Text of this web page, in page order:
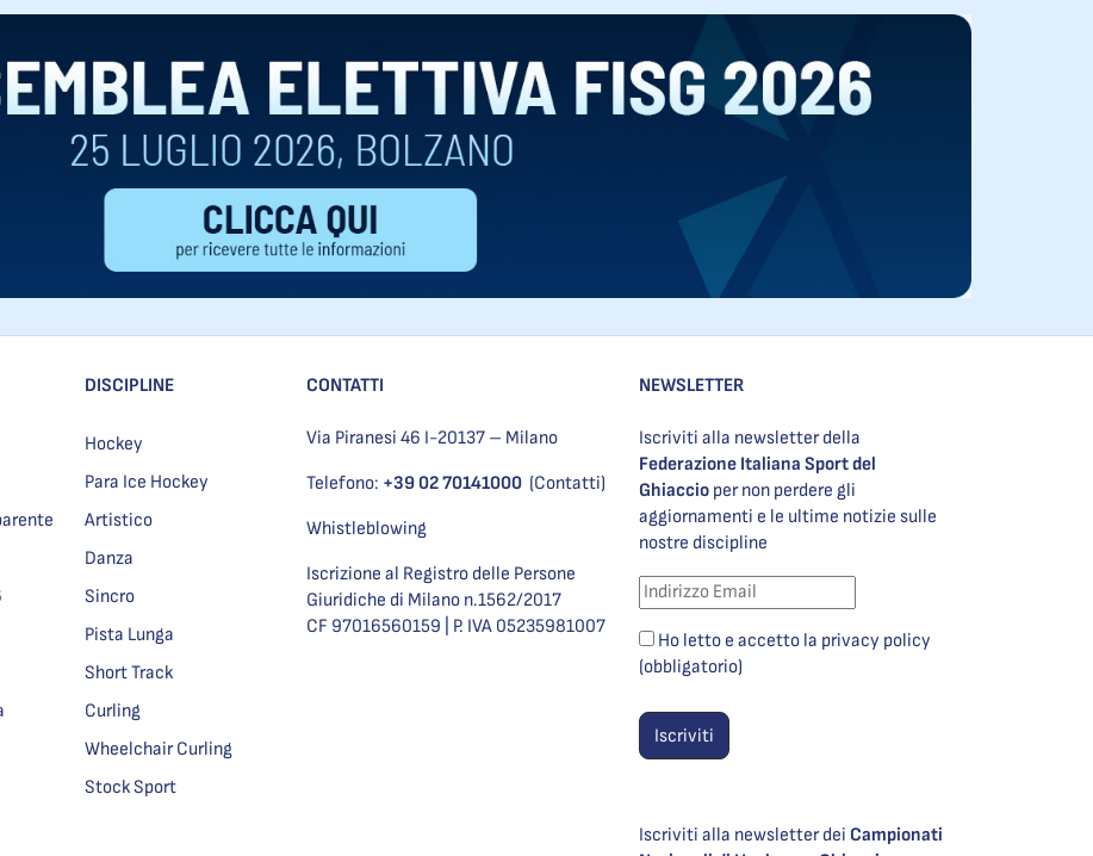
DISCIPLINE
Hockey
Para Ice Hockey
Artistico
Danza
Sincro
Pista Lunga
Short Track
Curling
Wheelchair Curling
Stock Sport
CONTATTI
Via Piranesi 46 I-20137 – Milano
Telefono: +39 02 70141000 (Contatti)
Whistleblowing
Iscrizione al Registro delle Persone
Giuridiche di Milano n.1562/2017
CF 97016560159 | P. IVA 05235981007
NEWSLETTER
Iscriviti alla newsletter della
Federazione Italiana Sport del
Ghiaccio per non perdere gli
aggiornamenti e le ultime notizie sulle
nostre discipline
Ho letto e accetto la privacy policy
(obbligatorio)
Iscriviti alla newsletter dei Campionati